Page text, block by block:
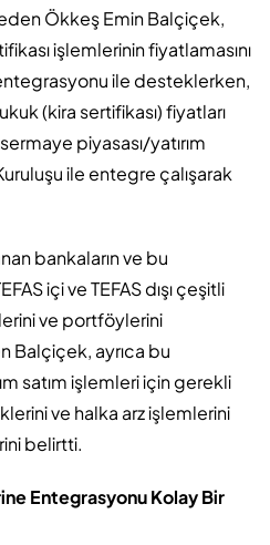
Ökkeş Emin Balçiçek,
işlemlerinin fiyatlamasını
ile desteklerken,
(kira sertifikası) fiyatları
piyasası/yatırım
ile entegre çalışarak
bankaların ve bu
içi ve TEFAS dışı çeşitli
ve portföylerini
Balçiçek, ayrıca bu
satım işlemleri için gerekli
ve halka arz işlemlerini
belirtti.
Entegrasyonu Kolay Bir